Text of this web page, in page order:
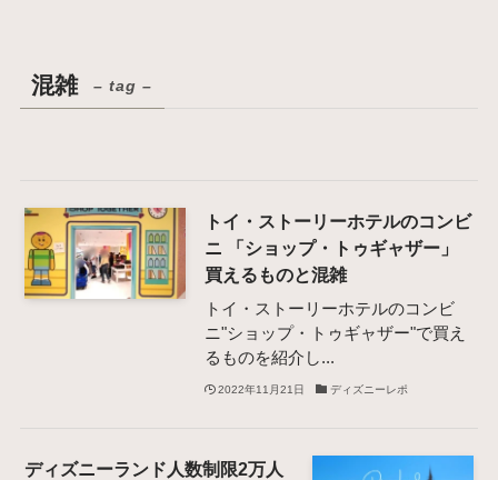
混雑 – tag –
トイ・ストーリーホテルのコンビ
ニ 「ショップ・トゥギャザー」
買えるものと混雑
トイ・ストーリーホテルのコンビ
ニ"ショップ・トゥギャザー"で買え
るものを紹介し...
2022年11月21日 ディズニーレポ
ディズニーランド人数制限2万人